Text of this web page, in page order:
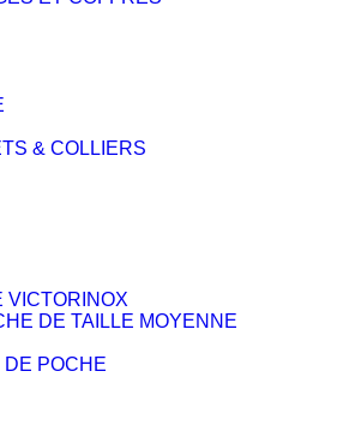
& COLLIERS
VICTORINOX
DE TAILLE MOYENNE
POCHE